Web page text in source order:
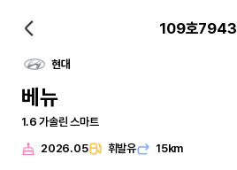
109호7943
현대
베뉴
1.6 가솔린 스마트
2026.05 휘발유 15km